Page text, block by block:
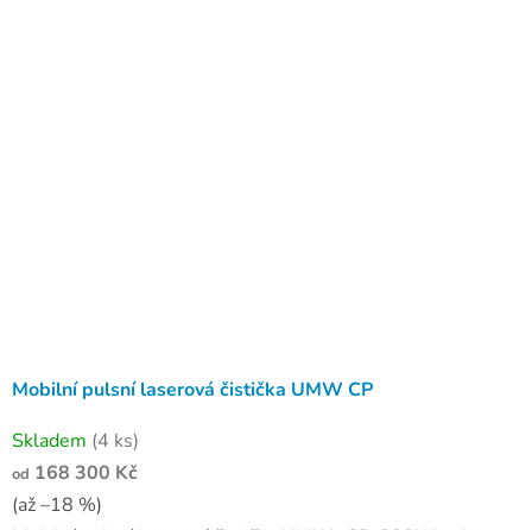
Mobilní pulsní laserová čistička UMW CP
Skladem (4 ks)
od 168 300 Kč
(až –18 %)